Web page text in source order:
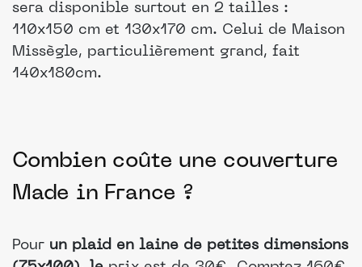
sera disponible surtout en 2 tailles :
110x150 cm et 130x170 cm. Celui de Maison
Missègle, particulièrement grand, fait
140x180cm.
Combien coûte une couverture
Made in France ?
Pour un plaid en laine de petites dimensions